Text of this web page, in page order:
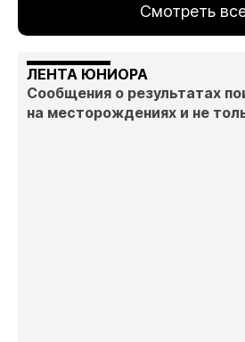
Смотреть
ЛЕНТА ЮНИОРА
Сообщения о результатах
на месторождениях и не